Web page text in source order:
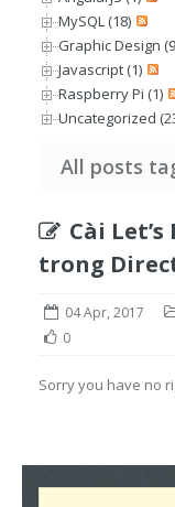
MySQL (18)
Graphic Design
Javascript (1)
Raspberry Pi (1)
Uncategorized
All posts
Cài
trong
04 Apr, 2017
0
Sorry you have no